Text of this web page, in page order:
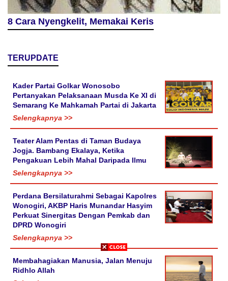
8 Cara Nyengkelit, Memakai Keris
TERUPDATE
Kader Partai Golkar Wonosobo
Pertanyakan Pelaksanaan Musda Ke XI di
Semarang Ke Mahkamah Partai di Jakarta
Selengkapnya >>
Teater Alam Pentas di Taman Budaya
Jogja. Bambang Ekalaya, Ketika
Pengakuan Lebih Mahal Daripada Ilmu
Selengkapnya >>
Perdana Bersilaturahmi Sebagai Kapolres
Wonogiri, AKBP Haris Munandar Hasyim
Perkuat Sinergitas Dengan Pemkab dan
DPRD Wonogiri
Selengkapnya >>
Membahagiakan Manusia, Jalan Menuju
Ridhlo Allah